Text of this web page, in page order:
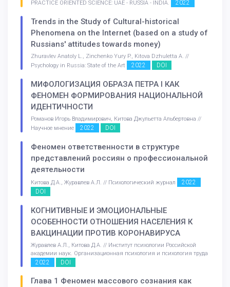
PRACTICE ORIENTED SCIENCE: UAE - RUSSIA - INDIA.
2022
Trends in the Study of Cultural-historical
Phenomena on the Internet (based on a study of
Russians' attitudes towards money)
Zhuravlev Anatoly L., Zinchenko Yury P., Kitova Dzhuletta A. //
Psychology in Russia: State of the Art
2022 DOI
МИФОЛОГИЗАЦИЯ ОБРАЗА ПЕТРА I КАК
ФЕНОМЕН ФОРМИРОВАНИЯ НАЦИОНАЛЬНОЙ
ИДЕНТИЧНОСТИ
Романов Игорь Владимирович, Китова Джульетта Альбертовна //
Научное мнение
2022 DOI
Феномен ответственности в структуре
представлений россиян о профессиональной
деятельности
Китова Д.А., Журавлев А.Л. // Психологический журнал
2022
DOI
КОГНИТИВНЫЕ И ЭМОЦИОНАЛЬНЫЕ
ОСОБЕННОСТИ ОТНОШЕНИЯ НАСЕЛЕНИЯ К
ВАКЦИНАЦИИ ПРОТИВ КОРОНАВИРУСА
Журавлев А.Л., Китова Д.А. // Институт психологии Российской
академии наук. Организационная психология и психология труда
2022 DOI
Глава 1 Феномен массового сознания как